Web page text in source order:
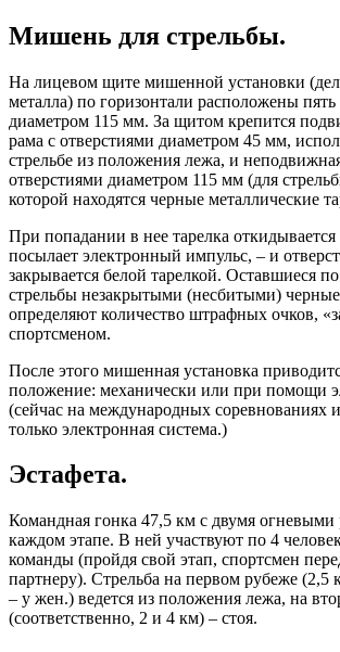
Мишень для стрельбы.
На лицевом щите мишенной установки
металла) по горизонтали расположены пять
диаметром 115 мм. За щитом крепится
рама с отверстиями диаметром 45 мм,
стрельбе из положения лежа, и
отверстиями диаметром 115 мм (для
которой находятся черные металлические
При попадании в нее тарелка откидывается
посылает электронный импульс, – и
закрывается белой тарелкой. Оставшиеся
стрельбы незакрытыми (несбитыми) черные
определяют количество штрафных очков,
спортсменом.
После этого мишенная установка
положение: механически или при помощи
(сейчас на международных соревнованиях
только электронная система.)
Эстафета.
Командная гонка 47,5 км с двумя
каждом этапе. В ней участвуют по 4
команды (пройдя свой этап, спортсмен
партнеру). Стрельба на первом рубеже
– у жен.) ведется из положения лежа, на
(соответственно, 2 и 4 км) – стоя.